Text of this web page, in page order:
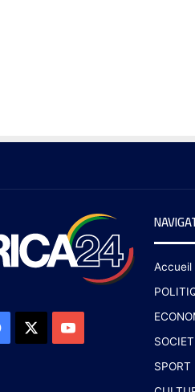
Accueil
SPORT